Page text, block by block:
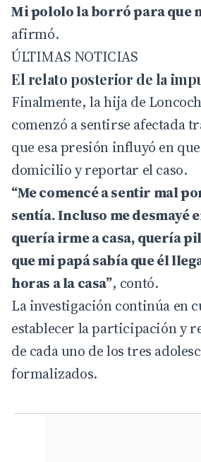
Mi pololo la borró para que
afirmó.
ÚLTIMAS NOTICIAS
El relato posterior de la
Finalmente, la hija de
comenzó a sentirse afectada
que esa presión influyó en
domicilio y reportar el caso.
“Me comencé a sentir mal
sentía. Incluso me desmayé
quería irme a casa, quería
que mi papá sabía que él
horas a la casa”, contó.
La investigación continúa en
establecer la participación y
de cada uno de los tres
formalizados.